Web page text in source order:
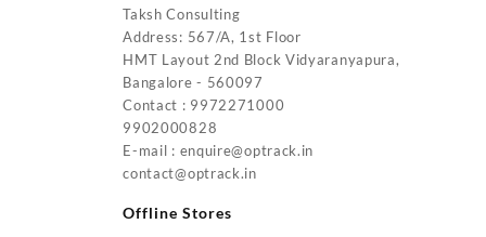
Taksh Consulting
Address: 567/A, 1st Floor
HMT Layout 2nd Block Vidyaranyapura,
Bangalore - 560097
Contact : 9972271000
9902000828
E-mail : enquire@optrack.in
contact@optrack.in
Offline Stores